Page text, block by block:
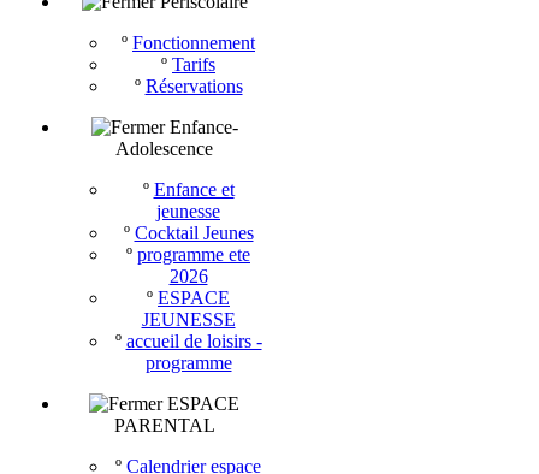
º Fonctionnement
º Tarifs
º Réservations
Enfance-
Adolescence
º Enfance et
jeunesse
º Cocktail Jeunes
º programme ete
2026
º ESPACE
JEUNESSE
º accueil de loisirs -
programme
ESPACE
PARENTAL
º Calendrier espace